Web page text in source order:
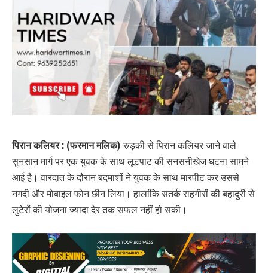
पिरान कलियर : (फरमान मलिक) रुड़की से पिरान कलियर जाने वाले
सुनसान मार्ग पर एक युवक के साथ लूटपाट की सनसनीखेज घटना सामने
आई है। वारदात के दौरान बदमाशों ने युवक के साथ मारपीट कर उससे
नगदी और मोबाइल फोन छीन लिया। हालांकि सतर्क राहगीरों की बहादुरी से
लुटेरों की योजना ज्यादा देर तक सफल नहीं हो सकी।